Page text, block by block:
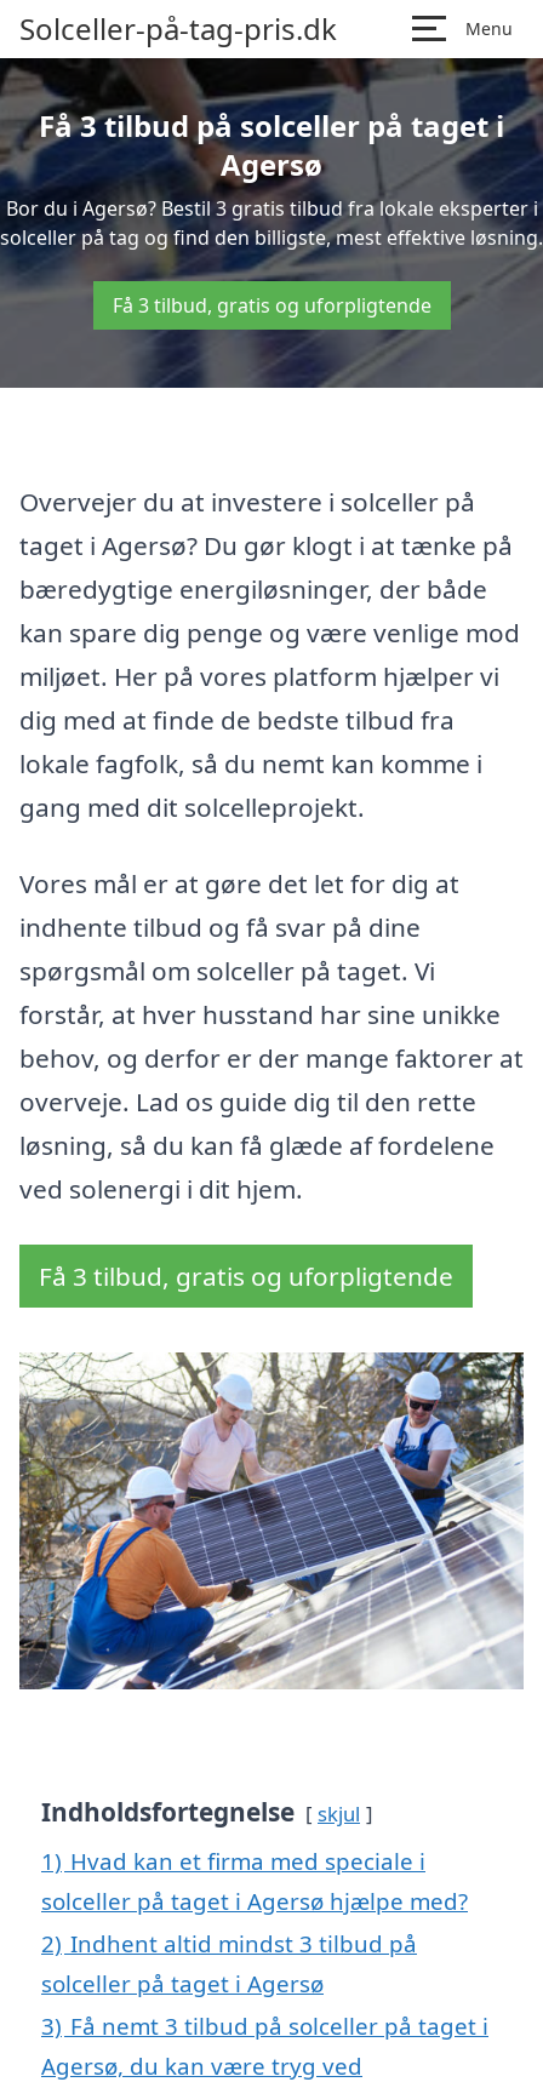
Solceller-på-tag-pris.dk Menu
Få 3 tilbud på solceller på taget i
Agersø
Bor du i Agersø? Bestil 3 gratis tilbud fra lokale eksperter i
solceller på tag og find den billigste, mest effektive løsning.
Få 3 tilbud, gratis og uforpligtende
Overvejer du at investere i solceller på
taget i Agersø? Du gør klogt i at tænke på
bæredygtige energiløsninger, der både
kan spare dig penge og være venlige mod
miljøet. Her på vores platform hjælper vi
dig med at finde de bedste tilbud fra
lokale fagfolk, så du nemt kan komme i
gang med dit solcelleprojekt.
Vores mål er at gøre det let for dig at
indhente tilbud og få svar på dine
spørgsmål om solceller på taget. Vi
forstår, at hver husstand har sine unikke
behov, og derfor er der mange faktorer at
overveje. Lad os guide dig til den rette
løsning, så du kan få glæde af fordelene
ved solenergi i dit hjem.
Få 3 tilbud, gratis og uforpligtende
Indholdsfortegnelse skjul
1) Hvad kan et firma med speciale i
solceller på taget i Agersø hjælpe med?
2) Indhent altid mindst 3 tilbud på
solceller på taget i Agersø
3) Få nemt 3 tilbud på solceller på taget i
Agersø, du kan være tryg ved